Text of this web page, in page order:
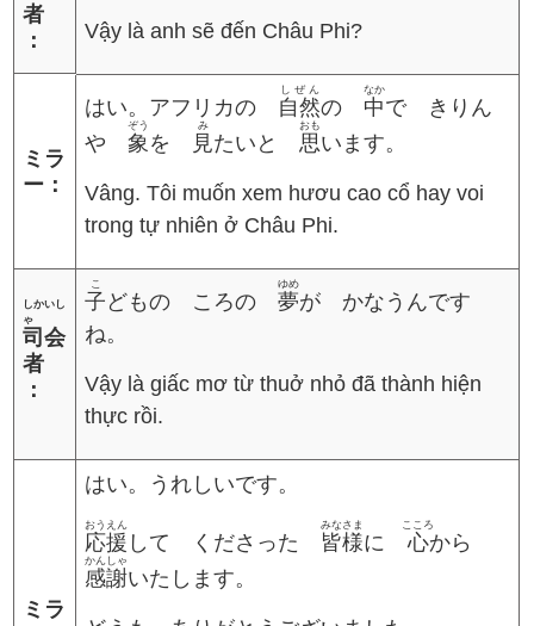
者
： Vậy là anh sẽ đến Châu Phi?
ミラ
ー：
はい。アフリカの 自然
しぜん
の 中
なか
で きりん
や象
ぞう
を 見
み
たいと思
おも
います。
Vâng. Tôi muốn xem hươu cao cổ hay voi
trong tự nhiên ở Châu Phi.
司会
者
しかいし
ゃ
：
子
こ
どもの ころの夢
ゆめ
が かなうんです
ね。
Vậy là giấc mơ từ thuở nhỏ đã thành hiện
thực rồi.
ミラ
はい。うれしいです。
応援
おうえん
して くださった 皆様
みなさま
に心
こころ
から
感謝
かんしゃ
いたします。